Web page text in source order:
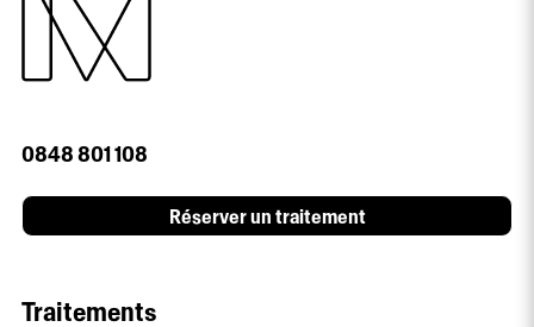
0848 801 108
Réserver un traitement
Traitements